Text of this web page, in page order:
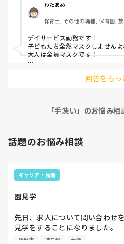
わたあめ
保育士, その他の職種, 保育園,
デイサービス勤務です！
子どもたち全然マスクしません
大人は全員マスクです！
学級閉鎖になると、朝から来る
回答をもっ
「手洗い」のお悩み
話題のお悩み相談
キャリア・転職
園見学
先日、求人について問い合わせ
見学をすることになりました。
私としては求人に応募したとい
履歴書 持ち物 転職